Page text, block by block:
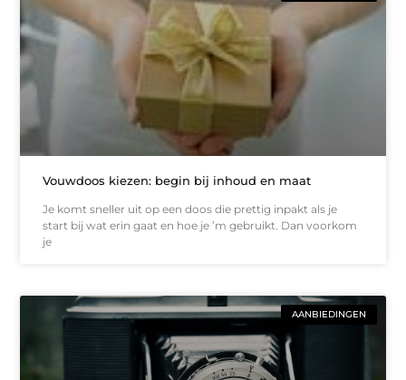
Vouwdoos kiezen: begin bij inhoud en maat
Je komt sneller uit op een doos die prettig inpakt als je
start bij wat erin gaat en hoe je ’m gebruikt. Dan voorkom
je
AANBIEDINGEN